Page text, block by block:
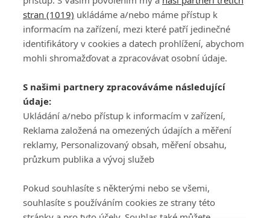
PŘIHLÁSIT
REGISTROVAT
DISKUZE
Šéfredaktorkou webu jePetr Slavík, e-mailserialy@fandimefilmu.cz
Máte-li zájem o inzerci na našem webu napište nám na e-mail
studio@koncal.com
Ochrana osobních údajů|Zásady používání cookies |Pravidla webu
Upravit nastavení soukromí
stran (1019) ukládáme a/nebo máme přístup k
informacím na zařízení, mezi které patří jedinečné
identifikátory v cookies a datech prohlížení, abychom
mohli shromažďovat a zpracovávat osobní údaje.
S našimi partnery zpracováváme následující
údaje:
Ukládání a/nebo přístup k informacím v zařízení,
Reklama založená na omezených údajích a měření
reklamy, Personalizovaný obsah, měření obsahu,
průzkum publika a vývoj služeb
Pokud souhlasíte s některými nebo se všemi,
souhlasíte s používáním cookies ze strany této